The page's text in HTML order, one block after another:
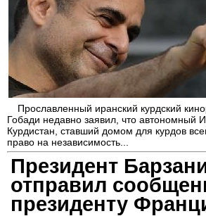
Прославленный иранский курдский
Гобади недавно заявил, что автономный
Курдистан, ставший домом для курдов
право на независимость...
Президент
отправил
президенту